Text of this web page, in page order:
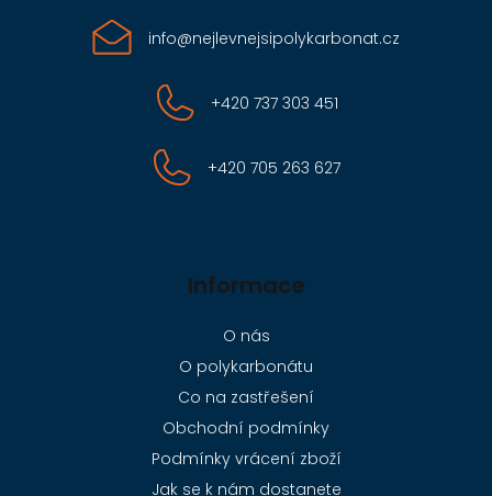
info@nejlevnejsipolykarbonat.cz
+420 737 303 451
+420 705 263 627
Informace
O nás
O polykarbonátu
Co na zastřešení
Obchodní podmínky
Podmínky vrácení zboží
Jak se k nám dostanete